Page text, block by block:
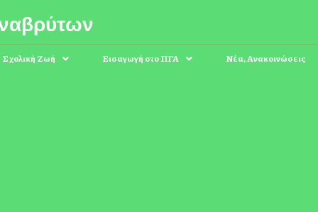
Σχολική Ζωή Εισαγωγή στο ΠΓΑ Νέα, Ανακοινώσεις